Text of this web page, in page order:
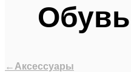
Обувь
←Аксессуары